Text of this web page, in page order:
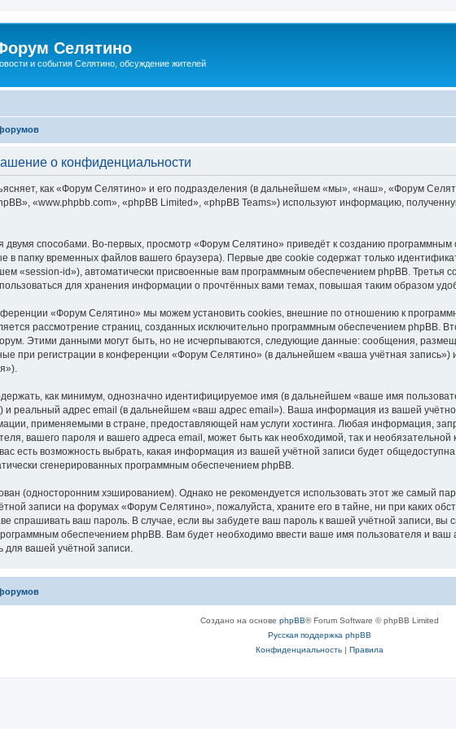
Селятино
и события Селятино, обсуждение жителей
о конфиденциальности
как «Форум Селятино» и его подразделения (в дальнейшем «мы», «наш», «Форум
«www.phpbb.com», «phpBB Limited», «phpBB Teams») используют информацию,
способами. Во-первых, просмотр «Форум Селятино» приведёт к созданию
в папку временных файлов вашего браузера). Первые две cookie содержат только
«session-id»), автоматически присвоенные вам программным обеспечением phpBB. Третья
для хранения информации о прочтённых вами темах, повышая таким образом
«Форум Селятино» мы можем установить cookies, внешние по отношению к
рассмотрение страниц, созданных исключительно программным обеспечением phpBB.
Этими данными могут быть, но не исчерпываются, следующие данные: сообщения,
при регистрации в конференции «Форум Селятино» (в дальнейшем «ваша учётная запись»)
как минимум, однозначно идентифицируемое имя (в дальнейшем «ваше имя
и реальный адрес email (в дальнейшем «ваш адрес email»). Ваша информация из вашей
применяемыми в стране, предоставляющей нам услуги хостинга. Любая информация,
вашего пароля и вашего адреса email, может быть как необходимой, так и
есть возможность выбрать, какая информация из вашей учётной записи будет общедоступна.
сгенерированных программным обеспечением phpBB.
(односторонним хэшированием). Однако не рекомендуется использовать этот же самый
записи на форумах «Форум Селятино», пожалуйста, храните его в тайне, ни при каких
спрашивать ваш пароль. В случае, если вы забудете ваш пароль к вашей учётной записи,
обеспечением phpBB. Вам будет необходимо ввести ваше имя пользователя и ваш
для вашей учётной записи.
Создано на основе phpBB® Forum Software © phpBB Limited
Русская поддержка phpBB
Конфиденциальность| Правила